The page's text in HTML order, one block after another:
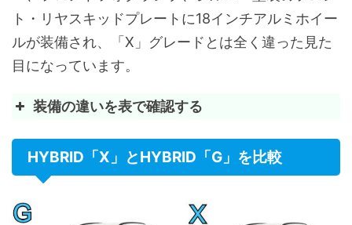
EBD(電子制動力配分制御)付ABS&ブレーキアシスト
S-VSC&ACA&TRC
上下調整式フロントヘッドレスト
上下調整式リヤヘッドレスト
アジャスタブルシートベルトアンカー(運転席・助手席)
ELR付3点式フロントシートベルト(プリテンショナー&
ト・リヤスキッドプレートに18インチアルミホイー
ルが装備され、「X」グレードとは全く違った見た
目になっています。
装備の違いを表で確認する
装備 X
ホイール・タイヤ
225/
HYBRID「X」とHYBRID「G」を比較